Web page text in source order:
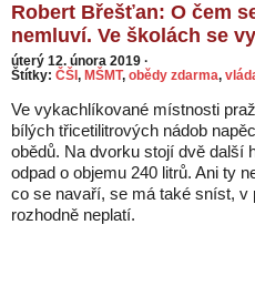
Robert Břešťan: O čem
nemluví. Ve školách se
úterý 12. února 2019 ·
Štítky: ČŠI, MŠMT, obědy zdarma,
Ve vykachlíkované místnosti
bílých třicetilitrových nádob
obědů. Na dvorku stojí dvě další
odpad o objemu 240 litrů. Ani ty
co se navaří, se má také sníst,
rozhodně neplatí.